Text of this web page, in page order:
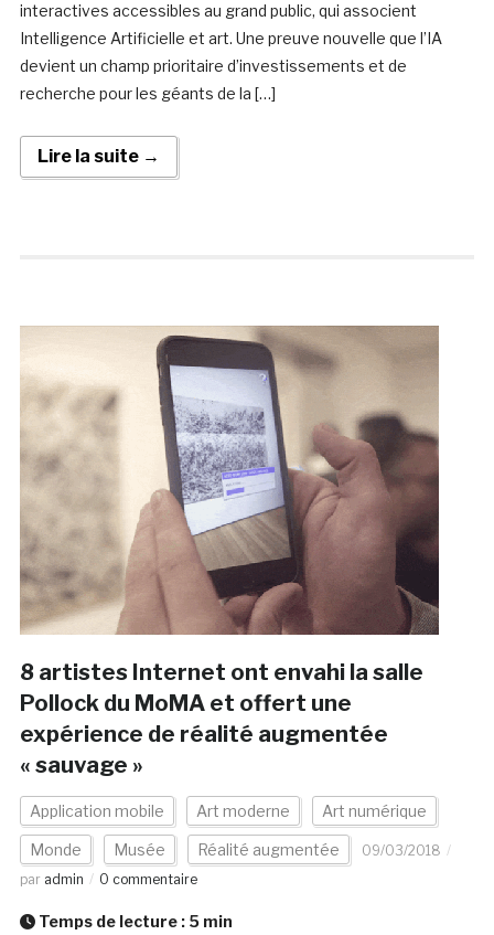
interactives accessibles au grand public, qui associent
Intelligence Artificielle et art. Une preuve nouvelle que l’IA
devient un champ prioritaire d’investissements et de
recherche pour les géants de la […]
Lire la suite →
8 artistes Internet ont envahi la salle
Pollock du MoMA et offert une
expérience de réalité augmentée
« sauvage »
Application mobile Art moderne Art numérique
Monde Musée Réalité augmentée
09/03/2018
par admin 0 commentaire
Temps de lecture : 5 min